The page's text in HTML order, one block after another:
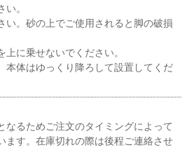
。
。砂の上でご使用されると脚の破損
に乗せないでください。
体はゆっくり降ろして設置してくだ
るためご注文のタイミングによって
ます。在庫切れの際は後程ご連絡させ